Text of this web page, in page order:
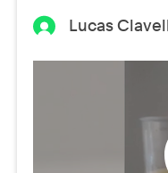
Lucas